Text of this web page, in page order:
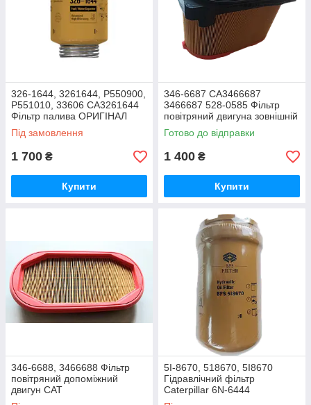
326-1644, 3261644, P550900,
P551010, 33606 CA3261644
Фільтр палива ОРИГІНАЛ
CAT/CATERPILLAR
Під замовлення
1 700 ₴
Купити
346-6687 CA3466687
3466687 528-0585 Фільтр
повітряний двигуна зовнішній
CAT
Готово до відправки
1 400 ₴
Купити
346-6688, 3466688 Фільтр
повітряний допоміжний
двигун CAT
5I-8670, 518670, 5I8670
Гідравлічний фільтр
Caterpillar 6N-6444